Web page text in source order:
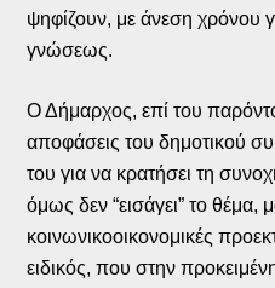
ψηφίζουν, με άνεση χρόνου
γνώσεως.
Ο Δήμαρχος, επί του
αποφάσεις του δημοτικού
του για να κρατήσει τη
όμως δεν “εισάγει” το θέμα,
κοινωνικοοικονομικές
ειδικός, που στην